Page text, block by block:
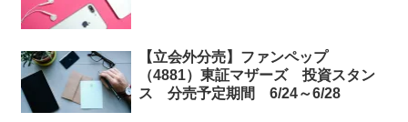
【立会外分売】ファンペップ
（4881）東証マザーズ 投資スタン
ス 分売予定期間 6/24～6/28